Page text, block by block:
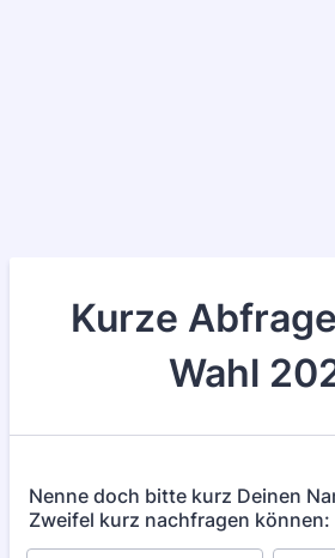
Kurze
Wahl
Nenne doch bitte kurz Deinen
Zweifel kurz nachfragen können: